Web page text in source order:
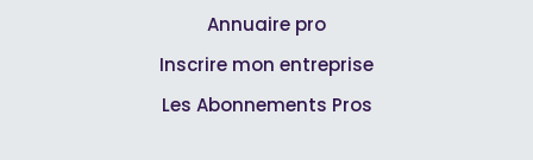
Annuaire pro
Inscrire mon entreprise
Les Abonnements Pros